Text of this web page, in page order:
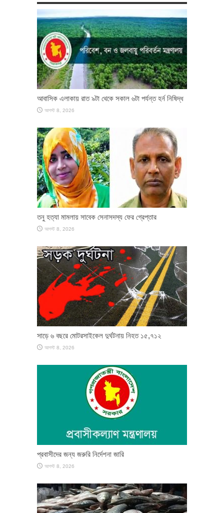
আবাসিক এলাকায় রাত ৯টা থেকে সকাল ৬টা পর্যন্ত হর্ন নিষিদ্ধ
আগস্ট 8, 2026
তনু হত্যা মামলায় সাবেক সেনাসদস্য ফের গ্রেপ্তার
আগস্ট 8, 2026
সাড়ে ৬ বছরে মোটরসাইকেল দুর্ঘটনায় নিহত ১৫,৭১২
আগস্ট 8, 2026
প্রবাসীদের জন্য জরুরি নির্দেশনা জারি
আগস্ট 8, 2026